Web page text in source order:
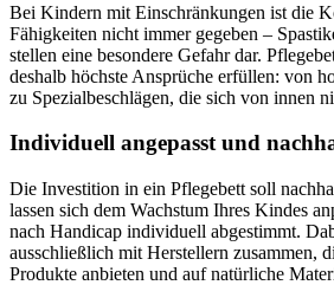
Bei Kindern mit Einschränkungen ist die
Fähigkeiten nicht immer gegeben –
stellen eine besondere Gefahr dar.
deshalb höchste Ansprüche erfüllen: von
zu Spezialbeschlägen, die sich von innen
Individuell angepasst und
Die Investition in ein Pflegebett soll
lassen sich dem Wachstum Ihres Kindes
nach Handicap individuell abgestimmt.
ausschließlich mit Herstellern zusammen,
Produkte anbieten und auf natürliche